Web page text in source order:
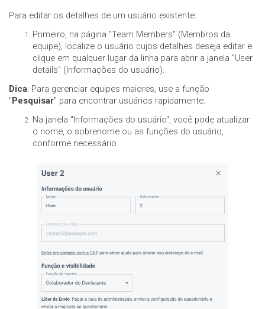
Para editar os detalhes de um usuário existente:
Primeiro, na página "Team Members" (Membros da
equipe), localize o usuário cujos detalhes deseja editar e
clique em qualquer lugar da linha para abrir a janela "User
details" (Informações do usuário).
Dica: Para gerenciar equipes maiores, use a função
"Pesquisar" para encontrar usuários rapidamente.
Na janela "Informações do usuário", você pode atualizar
o nome, o sobrenome ou as funções do usuário,
conforme necessário.